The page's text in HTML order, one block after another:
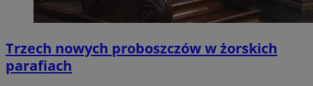
Trzech nowych proboszczów w żorskich
parafiach